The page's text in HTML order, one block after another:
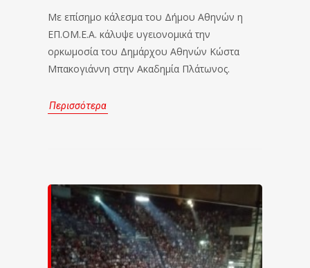
Με επίσημο κάλεσμα του Δήμου Αθηνών η
ΕΠ.ΟΜ.Ε.Α. κάλυψε υγειονομικά την
ορκωμοσία του Δημάρχου Αθηνών Κώστα
Μπακογιάννη στην Ακαδημία Πλάτωνος.
Περισσότερα